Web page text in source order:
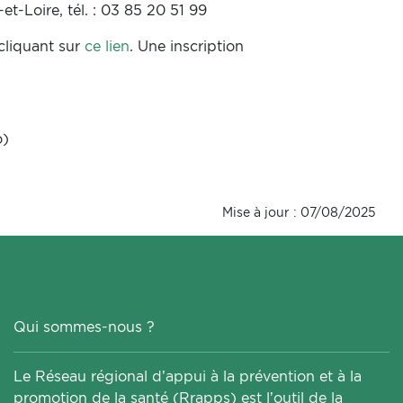
Loire, tél. : 03 85 20 51 99
sur ce lien. Une inscription
Mise à jour : 07/08/2025
Qui sommes-nous ?
Le Réseau régional d’appui à la prévention et à la
promotion de la santé (Rrapps) est l’outil de la